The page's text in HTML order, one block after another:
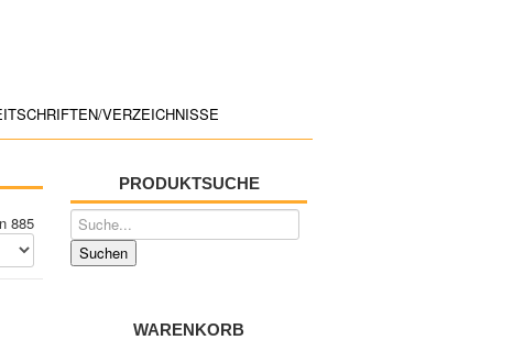
VERZEICHNISSE
885
PRODUKTSUCHE
WARENKORB